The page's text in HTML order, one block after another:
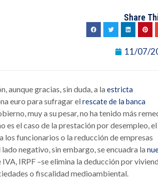
Share
11/07/
aunque gracias, sin duda, a laestricta
euro para sufragar elrescate de la banca
muy a su pesar, no ha tenido más
es el caso de la prestación por desempleo, el
los funcionarios o la reducción de empresas
negativo, sin embargo, se encuadra la
IRPF –se elimina la deducción por
o fiscalidad medioambiental.